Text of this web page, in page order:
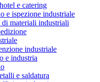
e catering
e ispezione industriale
materiali industriali
industriale
e industria
e saldatura